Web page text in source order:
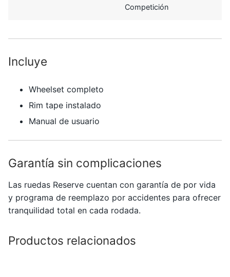
Competición
Incluye
Wheelset completo
Rim tape instalado
Manual de usuario
Garantía sin complicaciones
Las ruedas Reserve cuentan con garantía de por vida
y programa de reemplazo por accidentes para ofrecer
tranquilidad total en cada rodada.
Productos relacionados